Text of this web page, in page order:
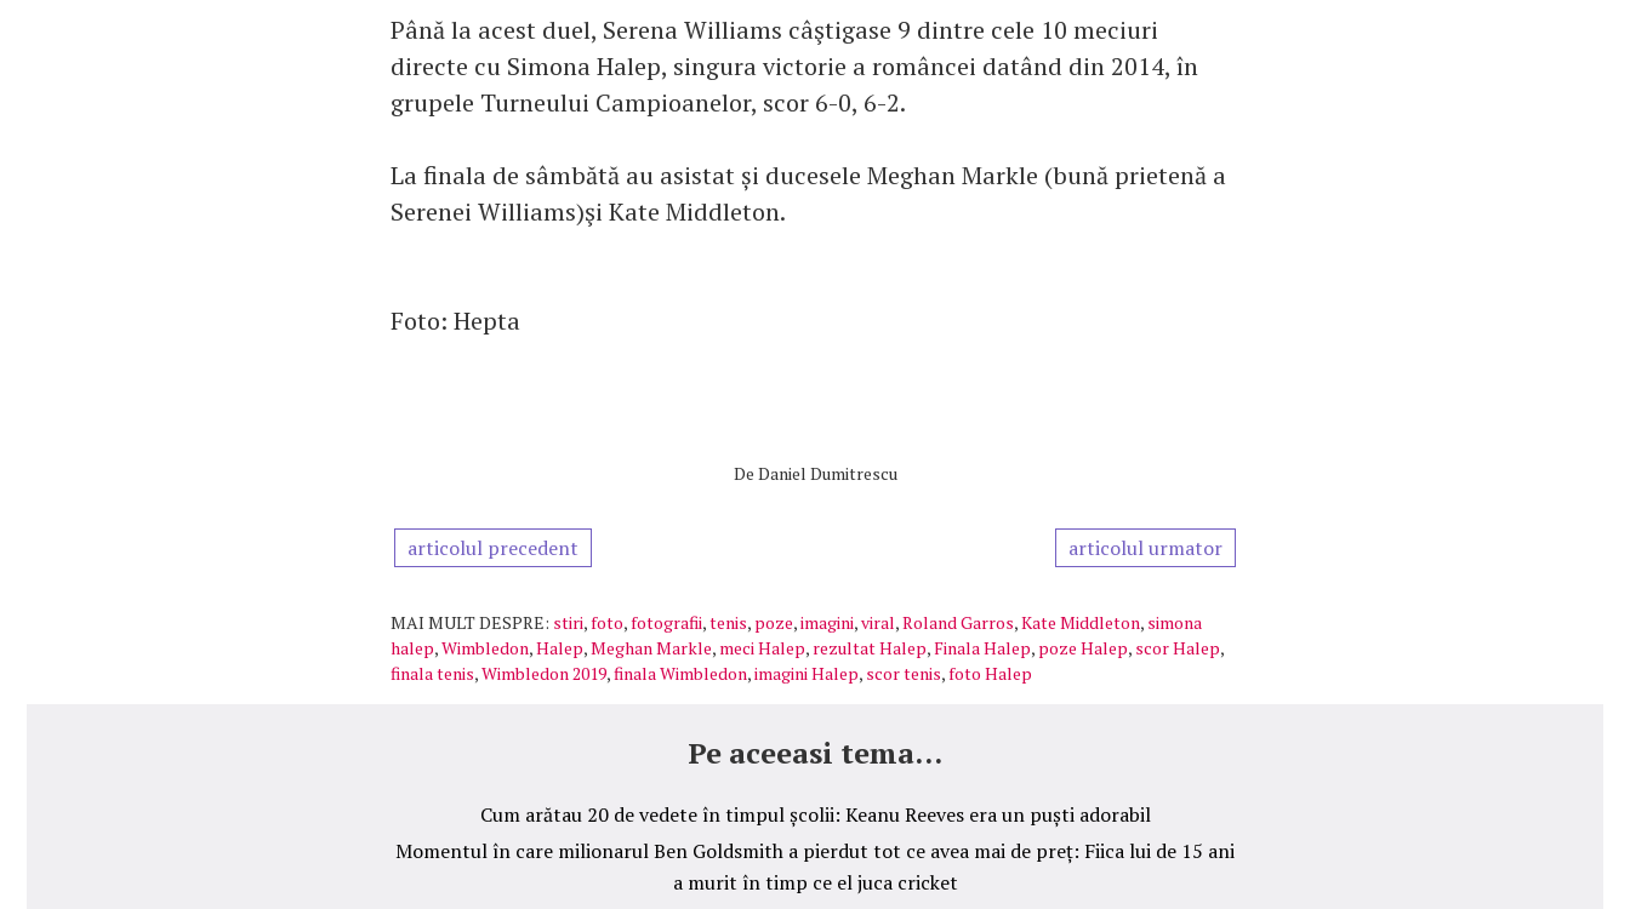
Până la acest duel, Serena Williams câştigase 9 dintre cele 10 meciuri
directe cu Simona Halep, singura victorie a româncei datând din 2014, în
grupele Turneului Campioanelor, scor 6-0, 6-2.
La finala de sâmbătă au asistat și ducesele Meghan Markle (bună prietenă a
Serenei Williams)şi Kate Middleton.
Foto: Hepta
De Daniel Dumitrescu
articolul precedent articolul urmator
MAI MULT DESPRE: stiri,foto,fotografii,tenis, poze,imagini,viral,Roland Garros,Kate Middleton, simona
halep,Wimbledon,Halep,Meghan Markle, meci Halep, rezultat Halep,Finala Halep, poze Halep, scor Halep,
finala tenis,Wimbledon 2019,finala Wimbledon,imagini Halep, scor tenis,foto Halep
Pe aceeasi tema...
Cum arătau 20 de vedete în timpul școlii: Keanu Reeves era un puști adorabil
Momentul în care milionarul Ben Goldsmith a pierdut tot ce avea mai de preț: Fiica lui de 15 ani
a murit în timp ce el juca cricket